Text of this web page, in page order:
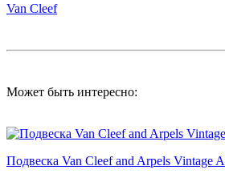
Van Cleef
Может быть интересно:
Подвеска Van Cleef and Arpels Vintage